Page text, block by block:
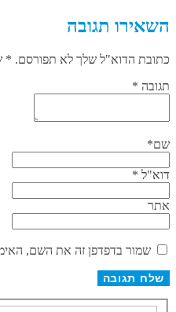
השאירו תגובה
כתובת הדוא"ל שלך לא תפורסם. *
תגובה *
שם*
דוא"ל *
אתר
שמור בדפדפן זה את השם,